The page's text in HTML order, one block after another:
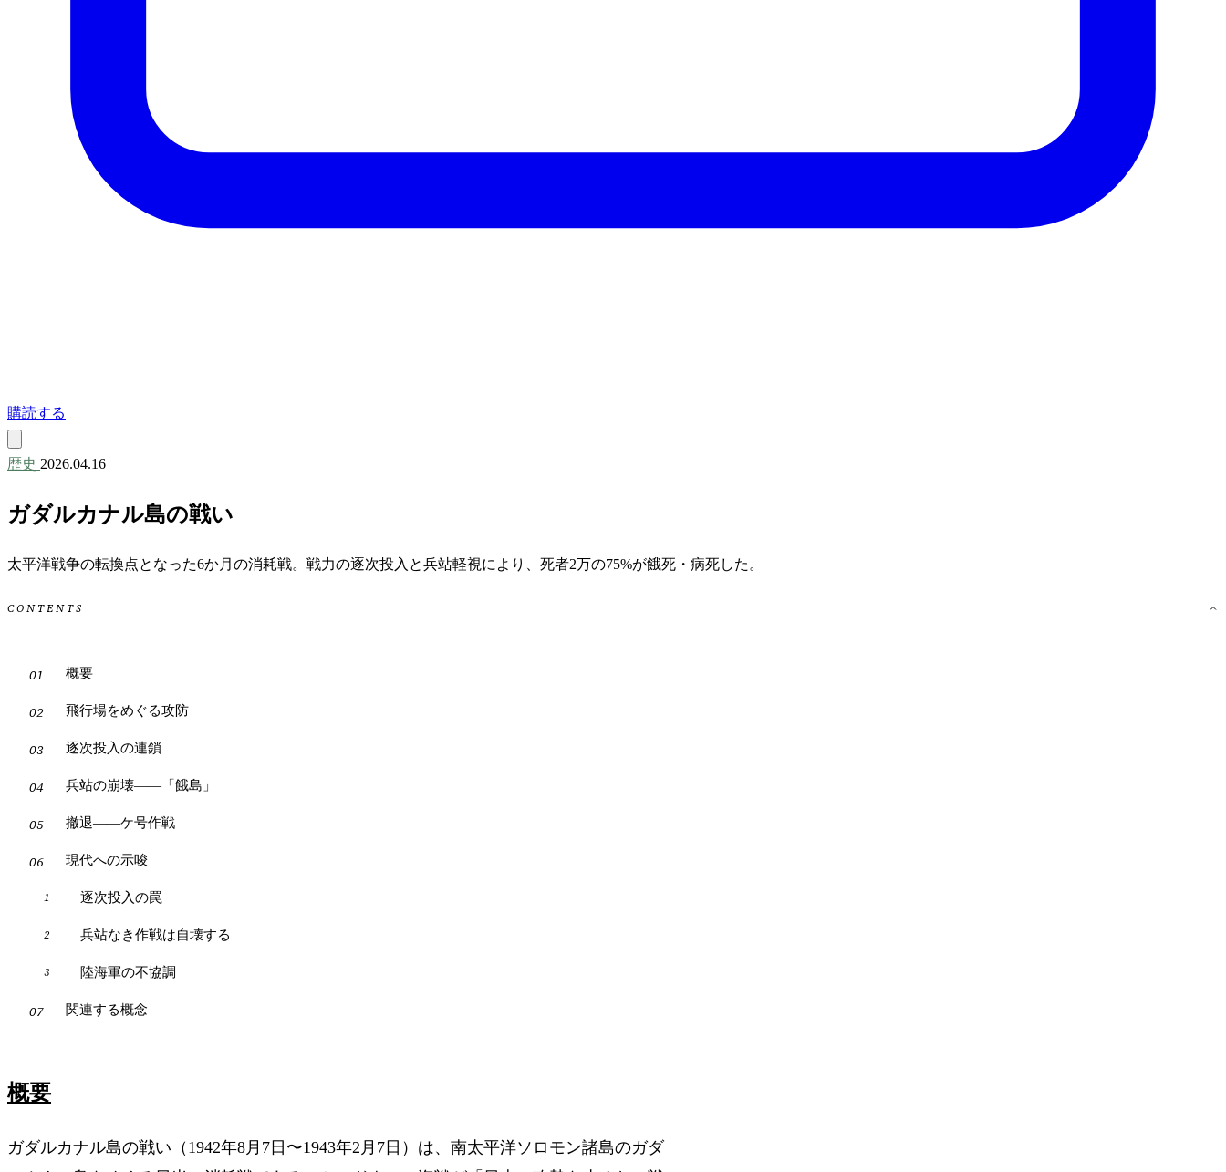
購読する
歴史 2026.04.16
ガダルカナル島の戦い
太平洋戦争の転換点となった6か月の消耗戦。戦力の逐次投入と兵站軽視により、死者2万の75%が餓死・病死した。
CONTENTS
概要
飛行場をめぐる攻防
逐次投入の連鎖
兵站の崩壊——「餓島」
撤退——ケ号作戦
現代への示唆
逐次投入の罠
兵站なき作戦は自壊する
陸海軍の不協調
関連する概念
概要
ガダルカナル島の戦い（1942年8月7日〜1943年2月7日）は、南太平洋ソロモン諸島のガダ